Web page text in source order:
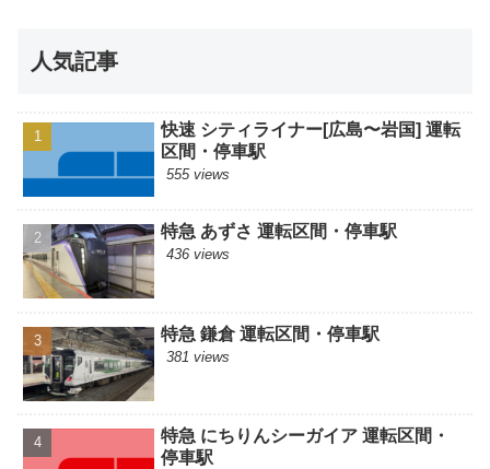
人気記事
快速 シティライナー[広島〜岩国] 運転
区間・停車駅
555 views
特急 あずさ 運転区間・停車駅
436 views
特急 鎌倉 運転区間・停車駅
381 views
特急 にちりんシーガイア 運転区間・
停車駅